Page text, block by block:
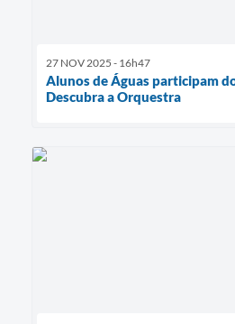
27 NOV 2025 - 16h47
Alunos de Águas participam
Descubra a Orquestra